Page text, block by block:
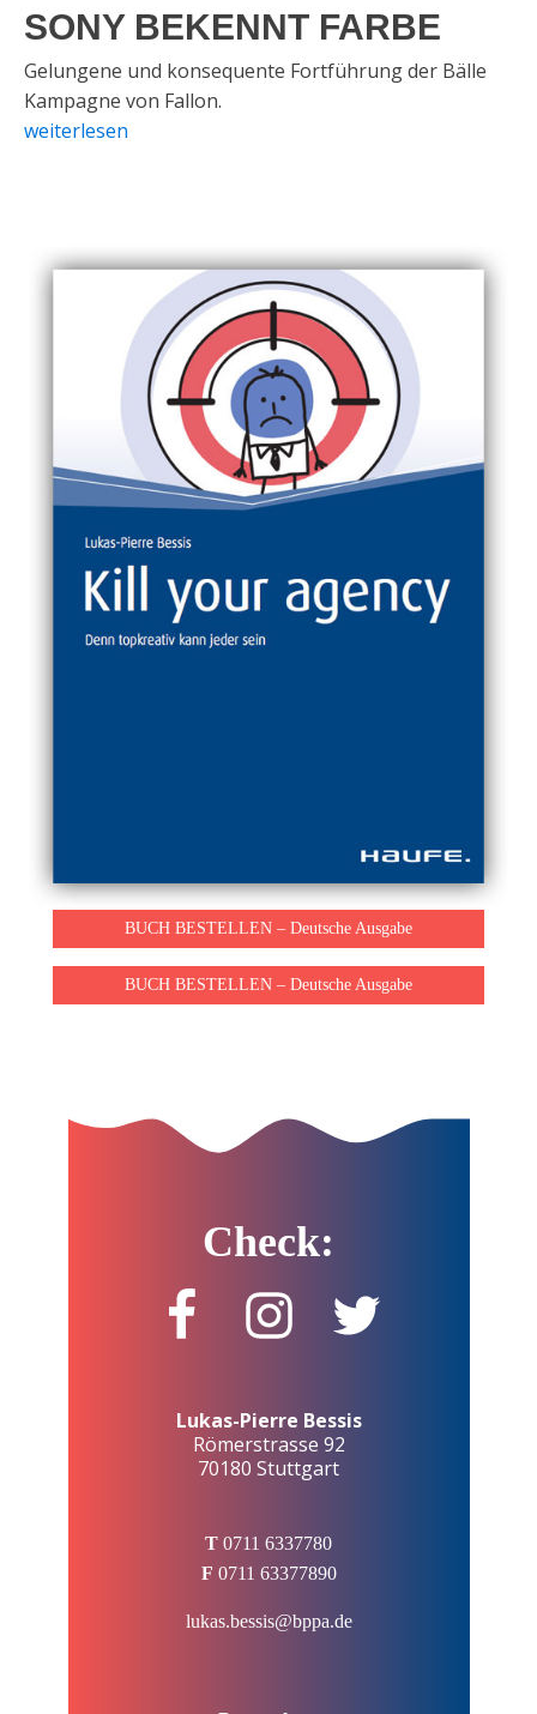
SONY BEKENNT FARBE
Gelungene und konsequente Fortführung der Bälle
Kampagne von Fallon.
weiterlesen
BUCH BESTELLEN – Deutsche Ausgabe
BUCH BESTELLEN – Deutsche Ausgabe
Check:
Lukas-Pierre Bessis
Römerstrasse 92
70180 Stuttgart
T 0711 6337780
F 0711 63377890
lukas.bessis@bppa.de